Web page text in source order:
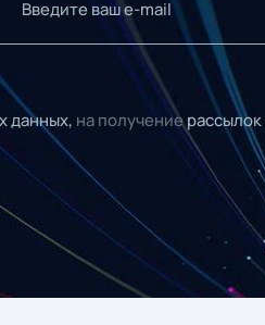
данных, на получениерассылок